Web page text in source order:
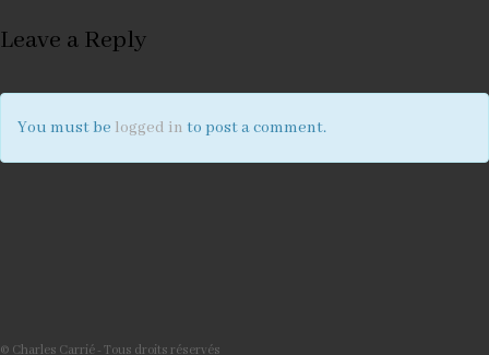
Leave a Reply
You must be logged in to post a comment.
© Charles Carrié - Tous droits réservés